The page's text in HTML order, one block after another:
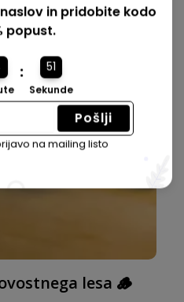
lesa 🪵
in pridobite kodo
popust.
: 50
Sekunde
Pošlji
na mailing listo